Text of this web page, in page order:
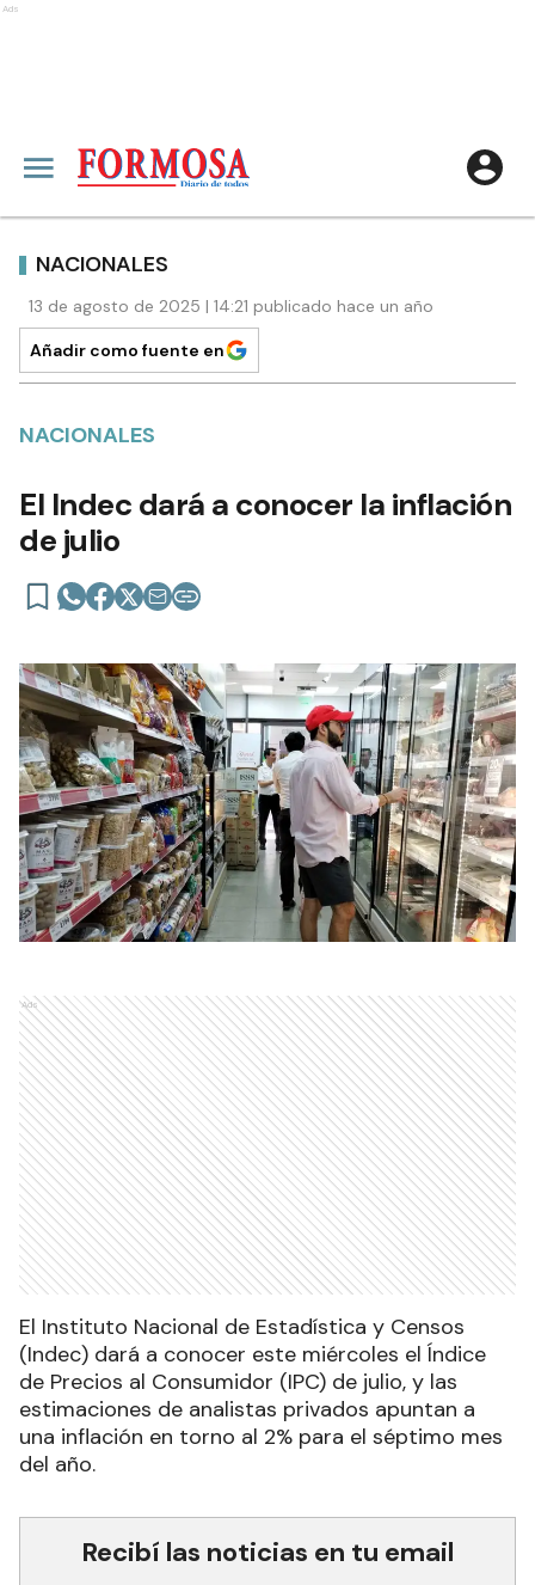
Ads
NACIONALES
13 de agosto de 2025 | 14:21 publicado hace un año
Añadir como fuente en
NACIONALES
El Indec dará a conocer la inflación
de julio
Ads
El Instituto Nacional de Estadística y Censos
(Indec) dará a conocer este miércoles el Índice
de Precios al Consumidor (IPC) de julio, y las
estimaciones de analistas privados apuntan a
una inflación en torno al 2% para el séptimo mes
del año.
Recibí las noticias en tu email